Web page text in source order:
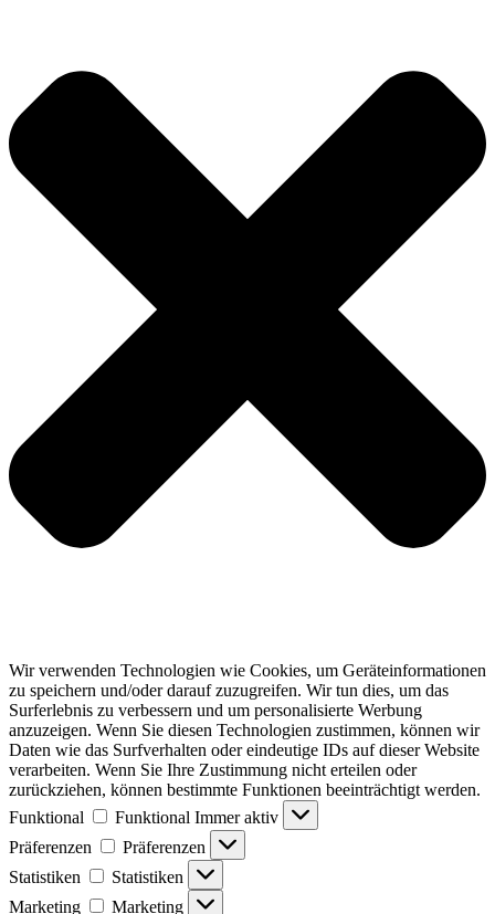
Wir verwenden Technologien wie Cookies, um Geräteinformationen
zu speichern und/oder darauf zuzugreifen. Wir tun dies, um das
Surferlebnis zu verbessern und um personalisierte Werbung
anzuzeigen. Wenn Sie diesen Technologien zustimmen, können wir
Daten wie das Surfverhalten oder eindeutige IDs auf dieser Website
verarbeiten. Wenn Sie Ihre Zustimmung nicht erteilen oder
zurückziehen, können bestimmte Funktionen beeinträchtigt werden.
Funktional
Funktional Immer aktiv
Präferenzen
Präferenzen
Statistiken
Statistiken
Marketing
Marketing